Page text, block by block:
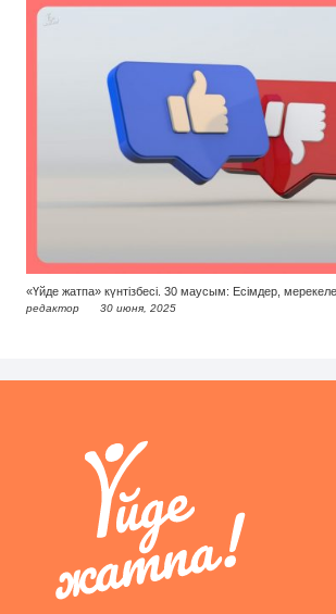
«Үйде жатпа» күнтізбесі. 30 маусым: Есімдер,
редактор 30 июня, 2025